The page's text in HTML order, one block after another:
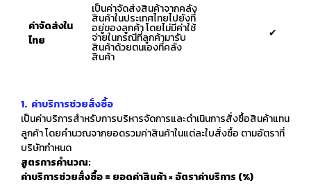
ค่าจัดส่งใน
ไทย
เป็นค่าจัดส่งสินค้าจากคลัง
สินค้าในประเทศไทยไปยังที่
อยู่ของลูกค้า โดยไม่มีค่าใช้
จ่ายในกรณีที่ลูกค้ามารับ
สินค้าด้วยตนเองที่คลัง
สินค้า
✔
1. ค่าบริการช่วยสั่งซื้อ
เป็นค่าบริการสำหรับการบริหารจัดการและดำเนินการสั่งซื้อสินค้าแทน
ลูกค้า โดยคำนวณจากยอดรวมค่าสินค้าในแต่ละใบสั่งซื้อ ตามอัตราที่
บริษัทกำหนด
สูตรการคำนวณ:
ค่าบริการช่วยสั่งซื้อ = ยอดค่าสินค้า × อัตราค่าบริการ (%)